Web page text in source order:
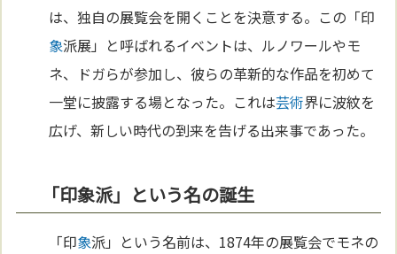
は、独自の展覧会を開くことを決意する。この「印
象派展」と呼ばれるイベントは、ルノワールやモ
ネ、ドガらが参加し、彼らの革新的な作品を初めて
一堂に披露する場となった。これは芸術界に波紋を
広げ、新しい時代の到来を告げる出来事であった。
「印象派」という名の誕生
「印象派」という名前は、1874年の展覧会でモネの